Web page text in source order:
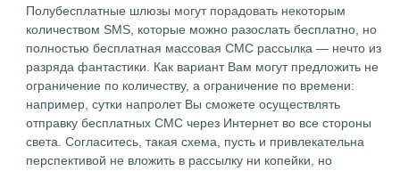
Полубесплатные шлюзы могут порадовать некоторым
количеством SMS, которые можно разослать бесплатно, но
полностью бесплатная массовая СМС рассылка — нечто из
разряда фантастики. Как вариант Вам могут предложить не
ограничение по количеству, а ограничение по времени:
например, сутки напролет Вы сможете осуществлять
отправку бесплатных СМС через Интернет во все стороны
света. Согласитесь, такая схема, пусть и привлекательна
перспективой не вложить в рассылку ни копейки, но